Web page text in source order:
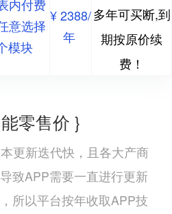
内付费
意选择
模块
¥ 2388/
年
多年可买断,到
期按原价续
费！
零售价 }
更新迭代快，且各大产商
致APP需要一直进行更新
所以平台按年收取APP技